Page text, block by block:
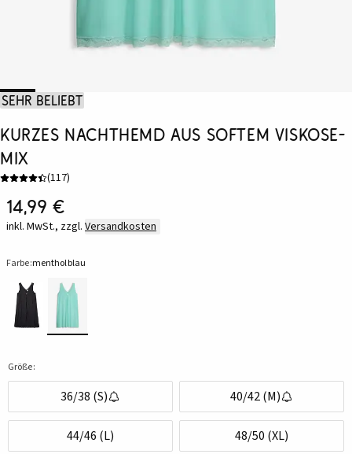
Sehr beliebt
Kurzes Nachthemd aus softem Viskose-
Mix
(117)
14,99 €
inkl. MwSt., zzgl. Versandkosten
Farbe:mentholblau
Größe:
36/38 (S) 40/42 (M)
44/46 (L) 48/50 (XL)